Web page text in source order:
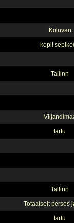
Koluvan
kopli
Tallinn
tartu
Tallinn
Totaalselt perses
tartu